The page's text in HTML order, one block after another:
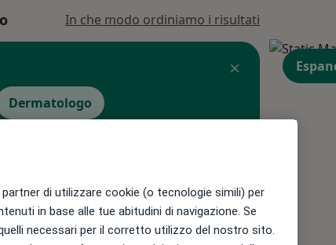
In che modo ordiniamo i risultati
Dermatologo
Domani
8 Ago
Dom,
9 Ago
Lun,
10 Ago
Mar,
11 Ago
di utilizzare cookie (o tecnologie simili) per
in base alle tue abitudini di navigazione. Se
necessari per il corretto utilizzo del nostro sito.